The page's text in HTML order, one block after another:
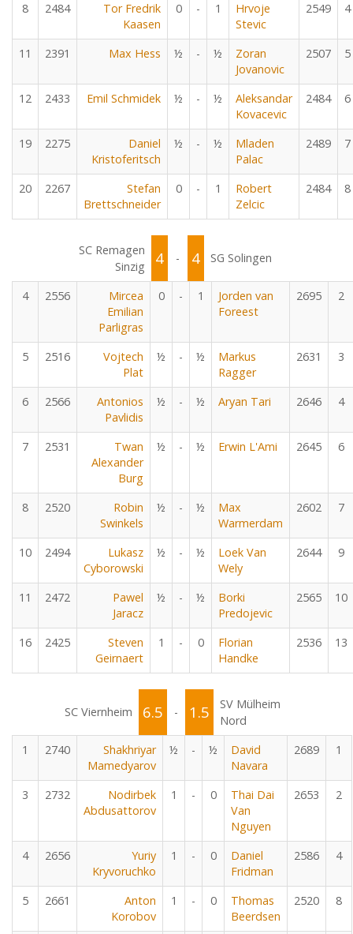
8 2484
Tor Fredrik
Kaasen
0 - 1
Hrvoje
Stevic
2549 4
11 2391 Max Hess ½ - ½
Zoran
Jovanovic
2507 5
12 2433 Emil Schmidek ½ - ½
Aleksandar
Kovacevic
2484 6
19 2275
Daniel
Kristoferitsch
½ - ½
Mladen
Palac
2489 7
20 2267
Stefan
Brettschneider
0 - 1
Robert
Zelcic
2484 8
SC Remagen
Sinzig
4 - 4 SG Solingen
4 2556
Mircea
Emilian
Parligras
0 - 1
Jorden van
Foreest
2695 2
5 2516
Vojtech
Plat
½ - ½
Markus
Ragger
2631 3
6 2566
Antonios
Pavlidis
½ - ½ Aryan Tari 2646 4
7 2531
Twan
Alexander
Burg
½ - ½ Erwin L'Ami 2645 6
8 2520
Robin
Swinkels
½ - ½
Max
Warmerdam
2602 7
10 2494
Lukasz
Cyborowski
½ - ½
Loek Van
Wely
2644 9
11 2472
Pawel
Jaracz
½ - ½
Borki
Predojevic
2565 10
16 2425
Steven
Geirnaert
1 - 0
Florian
Handke
2536 13
SC Viernheim 6.5 - 1.5
SV Mülheim
Nord
1
2740
Shakhriyar
Mamedyarov
½ - ½
David
Navara
2689 1
3 2732
Nodirbek
Abdusattorov
1 - 0
Thai Dai
Van
Nguyen
2653 2
4 2656
Yuriy
Kryvoruchko
1 - 0
Daniel
Fridman
2586 4
5 2661
Anton
Korobov
1 - 0
Thomas
Beerdsen
2520 8